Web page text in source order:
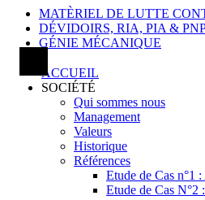
MATÈRIEL DE LUTTE
DÉVIDOIRS, RIA, PIA &
GÉNIE MÉCANIQUE
ACCUEIL
SOCIÉTÉ
Qui sommes nous
Management
Valeurs
Historique
Références
Etude de Cas n°1
Etude de Cas N°2